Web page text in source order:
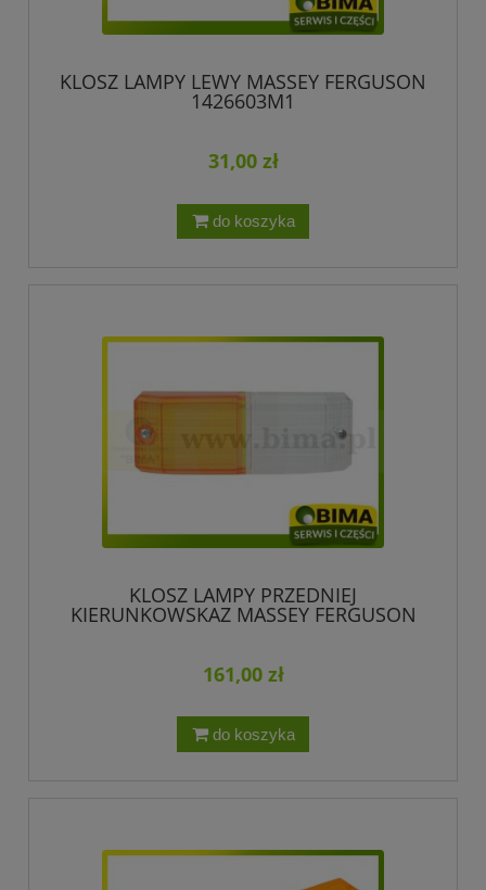
KLOSZ LAMPY LEWY MASSEY FERGUSON
1426603M1
31,00 zł
do koszyka
KLOSZ LAMPY PRZEDNIEJ
KIERUNKOWSKAZ MASSEY FERGUSON
161,00 zł
do koszyka